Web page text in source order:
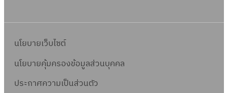
นโยบายเว็บไซต์
นโยบายคุ้มครองข้อมูลส่วนบุคคล
ประกาศความเป็นส่วนตัว